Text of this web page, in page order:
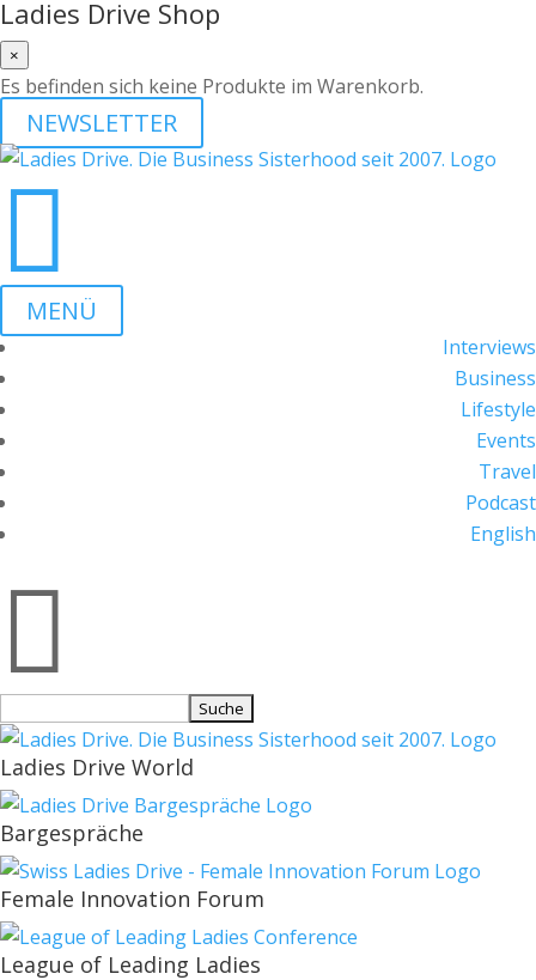
Ladies Drive Shop
×
Es befinden sich keine Produkte im Warenkorb.
NEWSLETTER

MENÜ
Interviews
Business
Lifestyle
Events
Travel
Podcast
English

nach:
Ladies Drive World
Bargespräche
Female Innovation Forum
League of Leading Ladies